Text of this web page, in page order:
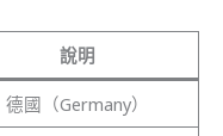
說明
德國（Germany）